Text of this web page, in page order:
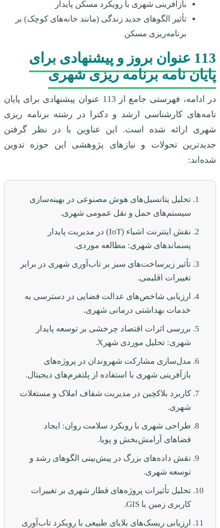
بازآفرینی شهری با رویکرد مسکن پایدار
تأثیر الگوهای جدید زندگی (مانند خانه‌های کوچک) بر
برنامه‌ریزی مسکن
113 عنوان بروز و پیشنهادی برای
پایان نامه برنامه ریزی شهری
در ادامه، فهرستی جامع از 113 عنوان پیشنهادی برای پایان
نامه‌های کارشناسی ارشد و دکترا در رشته برنامه ریزی
شهری ارائه شده است. این عناوین با در نظر گرفتن
جدیدترین تحولات و نیازهای پژوهشی این حوزه تدوین
شده‌اند:
تحلیل پتانسیل‌های هوش مصنوعی در بهینه‌سازی
سیستم‌های حمل و نقل عمومی شهری.
نقش اینترنت اشیاء (IoT) در مدیریت پایدار
پسماندهای شهری: مطالعه موردی.
تأثیر زیرساخت‌های سبز بر تاب‌آوری شهری در برابر
تغییرات اقلیمی.
ارزیابی شاخص‌های عدالت فضایی در دسترسی به
خدمات بهداشتی درمانی شهری.
بررسی اثرات اقتصاد چرخشی بر توسعه پایدار
شهری: تحلیل موردی شهرX.
مدل‌سازی مشارکت شهروندان در پروژه‌های
بازآفرینی شهری با استفاده از پلتفرم‌های دیجیتال.
کاربرد بلاکچین در مدیریت شفاف املاک و مستغلات
شهری.
طراحی شهری با رویکرد سلامت روان: ایجاد
فضاهای آرامش‌بخش و پویا.
نقش داده‌های بزرگ در پیش‌بینی الگوهای رشد و
توسعه شهری.
تحلیل تأثیرات پروژه‌های قطار شهری بر تغییرات
کاربری زمین با GIS.
ارزیابی ریسک‌های بلایای طبیعی با رویکرد تاب‌آوری